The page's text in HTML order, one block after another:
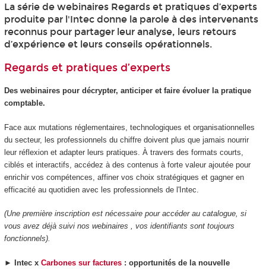
La série de webinaires Regards et pratiques d’experts
produite par l'Intec donne la parole à des intervenants
reconnus pour partager leur analyse, leurs retours
d’expérience et leurs conseils opérationnels.
Regards et pratiques d’experts
Des webinaires pour décrypter, anticiper et faire évoluer la pratique
comptable.
Face aux mutations réglementaires, technologiques et organisationnelles
du secteur, les professionnels du chiffre doivent plus que jamais nourrir
leur réflexion et adapter leurs pratiques. À travers des formats courts,
ciblés et interactifs, accédez à des contenus à forte valeur ajoutée pour
enrichir vos compétences, affiner vos choix stratégiques et gagner en
efficacité au quotidien avec les professionnels de l'Intec.
(Une première inscription est nécessaire pour accéder au catalogue, si
vous avez déjà suivi nos webinaires , vos identifiants sont toujours
fonctionnels).
► Intec x Carbones sur factures: opportunités de la nouvelle